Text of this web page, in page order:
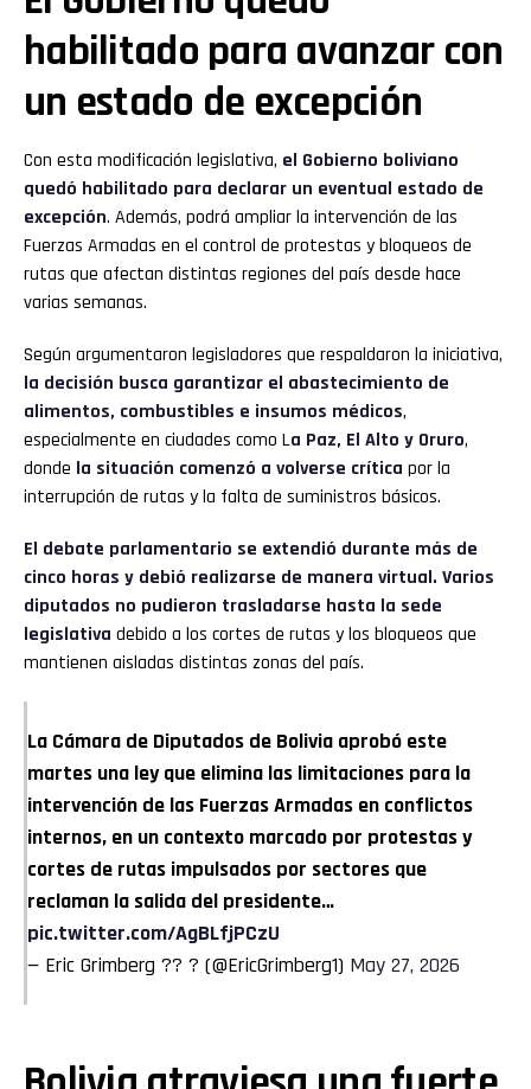
habilitado para avanzar con
un estado de excepción
Con esta modificación legislativa, el Gobierno boliviano
quedó habilitado para declarar un eventual estado de
excepción. Además, podrá ampliar la intervención de las
Fuerzas Armadas en el control de protestas y bloqueos de
rutas que afectan distintas regiones del país desde hace
varias semanas.
Según argumentaron legisladores que respaldaron la iniciativa,
la decisión busca garantizar el abastecimiento de
alimentos, combustibles e insumos médicos,
especialmente en ciudades como La Paz, El Alto y Oruro,
donde la situación comenzó a volverse crítica por la
interrupción de rutas y la falta de suministros básicos.
El debate parlamentario se extendió durante más de
cinco horas y debió realizarse de manera virtual. Varios
diputados no pudieron trasladarse hasta la sede
legislativa debido a los cortes de rutas y los bloqueos que
mantienen aisladas distintas zonas del país.
La Cámara de Diputados de Bolivia aprobó este
martes una ley que elimina las limitaciones para la
intervención de las Fuerzas Armadas en conflictos
internos, en un contexto marcado por protestas y
cortes de rutas impulsados por sectores que
reclaman la salida del presidente…
pic.twitter.com/AgBLfjPCzU
— Eric Grimberg ?? ? (@EricGrimberg1) May 27, 2026
Reddit
Pinterest
Email